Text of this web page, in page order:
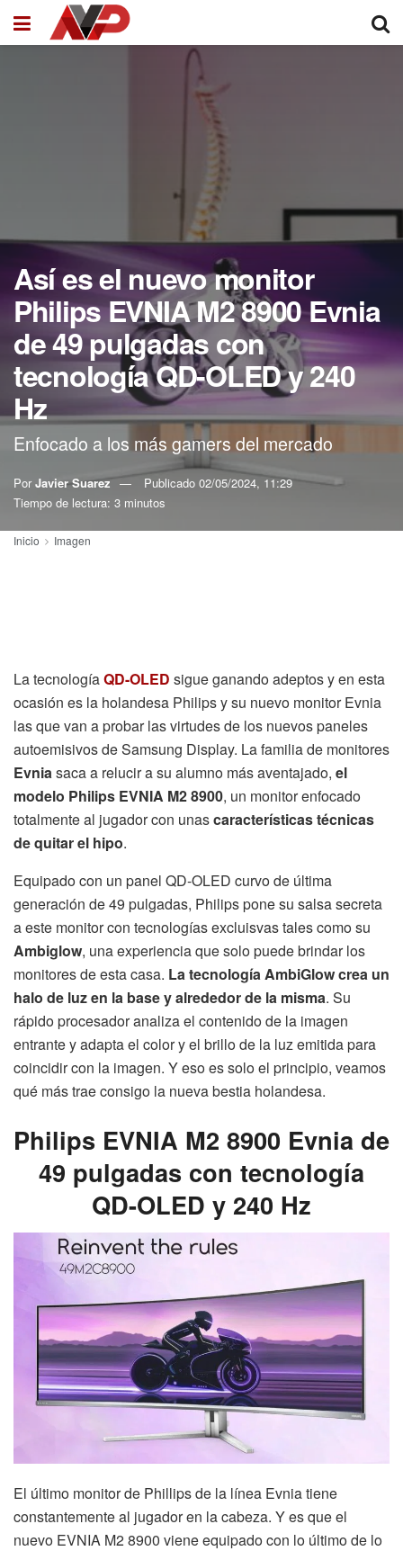
Así es el nuevo monitor
Philips EVNIA M2 8900 Evnia
de 49 pulgadas con
tecnología QD-OLED y 240
Hz
Enfocado a los más gamers del mercado
Por Javier Suarez Publicado 02/05/2024, 11:29
Tiempo de lectura: 3 minutos
Inicio Imagen
La tecnologíaQD-OLED sigue ganando adeptos y en esta
ocasión es la holandesa Philips y su nuevo monitor Evnia
las que van a probar las virtudes de los nuevos paneles
autoemisivos de Samsung Display. La familia de monitores
Evniasaca a relucir a su alumno más aventajado, el
modelo Philips EVNIA M2 8900, un monitor enfocado
totalmente al jugador con unascaracterísticas técnicas
de quitar el hipo.
Equipado con un panel QD-OLED curvo de última
generación de 49 pulgadas, Philips pone su salsa secreta
a este monitor con tecnologías excluisvas tales como su
Ambiglow, una experiencia que solo puede brindar los
monitores de esta casa. La tecnología AmbiGlow crea un
halo de luz en la base y alrededor de la misma. Su
rápido procesador analiza el contenido de la imagen
entrante y adapta el color y el brillo de la luz emitida para
coincidir con la imagen. Y eso es solo el principio, veamos
qué más trae consigo la nueva bestia holandesa.
Philips EVNIA M2 8900 Evnia de
49 pulgadas con tecnología
QD-OLED y 240 Hz
El último monitor de Phillips de la línea Evnia tiene
constantemente al jugador en la cabeza. Y es que el
nuevo EVNIA M2 8900 viene equipado con lo último de lo